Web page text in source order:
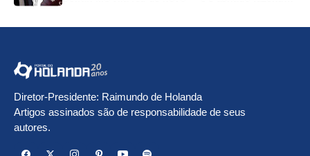
Diretor-Presidente: Raimundo de Holanda
Artigos assinados são de responsabilidade de seus
autores.